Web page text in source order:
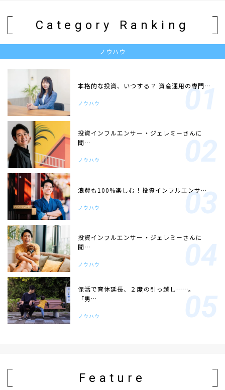
Category Ranking
ノウハウ
本格的な投資、いつする？ 資産運用の専門…
ノウハウ
投資インフルエンサー・ジェレミーさんに
聞…
ノウハウ
浪費も100%楽しむ！投資インフルエンサ…
ノウハウ
投資インフルエンサー・ジェレミーさんに
聞…
ノウハウ
保活で育休延長、２度の引っ越し……。
「男…
ノウハウ
Feature